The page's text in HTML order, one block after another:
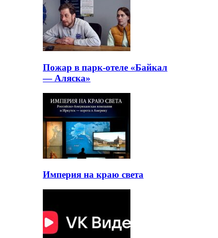
Пожар в парк-отеле «Байкал
— Аляска»
Империя на краю света